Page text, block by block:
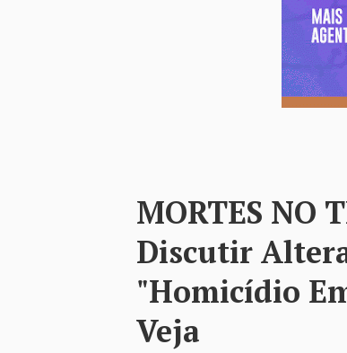
MORTES NO
Discutir
"homicídio
Veja